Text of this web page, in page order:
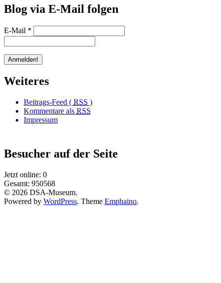
Blog via E-Mail folgen
E-Mail *
Weiteres
Beitrags-Feed ( RSS )
Kommentare als RSS
Impressum
Besucher auf der Seite
Jetzt online: 0
Gesamt: 950568
© 2026 DSA-Museum.
Powered by WordPress. Theme Emphaino.